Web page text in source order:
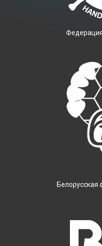
Белорусская